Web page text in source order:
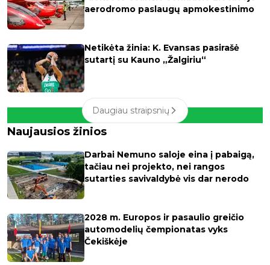
aerodromo paslaugų apmokestinimo
Netikėta žinia: K. Evansas pasirašė
sutartį su Kauno „Žalgiriu“
Daugiau straipsnių
Naujausios žinios
Darbai Nemuno saloje eina į pabaigą,
tačiau nei projekto, nei rangos
sutarties savivaldybė vis dar nerodo
2028 m. Europos ir pasaulio greičio
automodelių čempionatas vyks
Čekiškėje